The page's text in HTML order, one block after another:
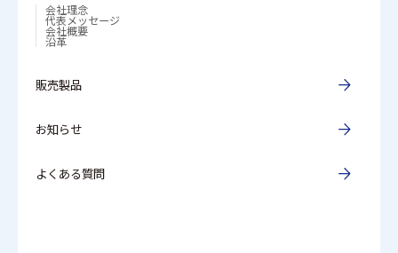
会社理念
代表メッセージ
会社概要
沿革
販売製品
お知らせ
よくある質問